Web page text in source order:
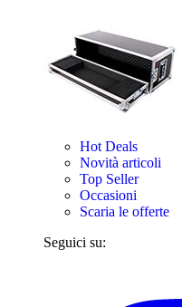
Hot Deals
Novità articoli
Top Seller
Occasioni
Scaria le offerte
Seguici su: